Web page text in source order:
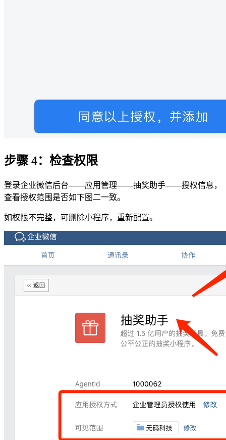
步骤 4：检查权限
登录企业微信后台——应用管理——抽奖助手——授权信息，
查看授权范围是否如下图二一致。
如权限不完整，可删除小程序，重新配置。